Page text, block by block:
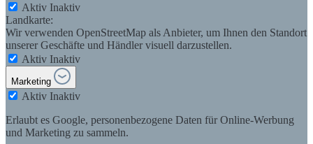
Aktiv Inaktiv
Landkarte:
Wir verwenden OpenStreetMap als Anbieter, um Ihnen den Standort
unserer Geschäfte und Händler visuell darzustellen.
Aktiv Inaktiv
Marketing
Aktiv Inaktiv
Erlaubt es Google, personenbezogene Daten für Online-Werbung
und Marketing zu sammeln.